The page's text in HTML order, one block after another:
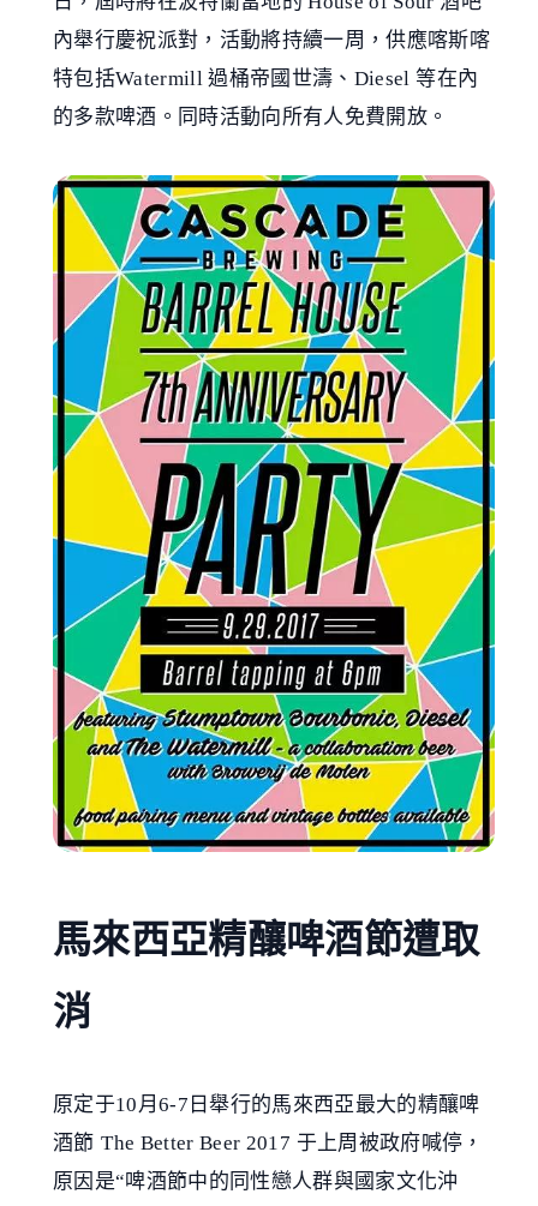
內舉行慶祝派對，活動將持續一周，供應喀斯喀
特包括Watermill 過桶帝國世濤、Diesel 等在內
的多款啤酒。同時活動向所有人免費開放。
馬來西亞精釀啤酒節遭取
消
原定于10月6-7日舉行的馬來西亞最大的精釀啤
酒節 The Better Beer 2017 于上周被政府喊停，
原因是“啤酒節中的同性戀人群與國家文化沖